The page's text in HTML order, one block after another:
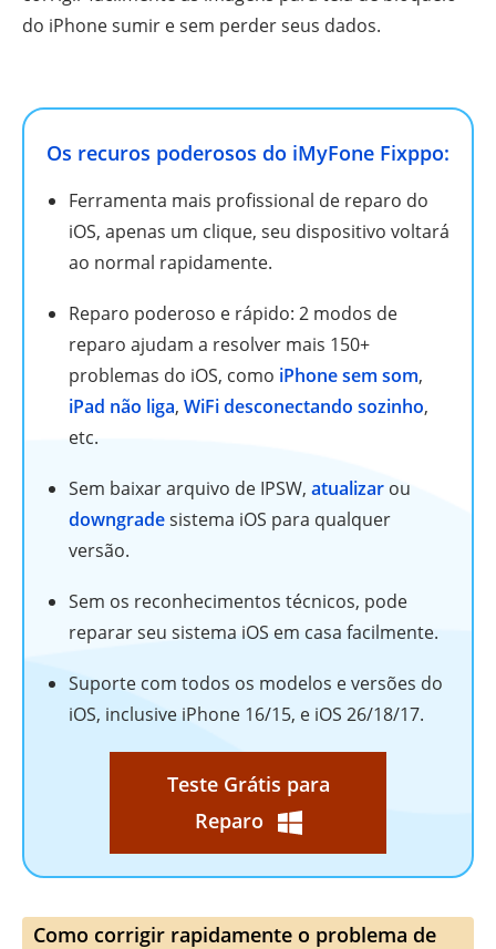
do iPhone sumir e sem perder seus dados.
Os recuros poderosos do iMyFone Fixppo:
Ferramenta mais profissional de reparo do
iOS, apenas um clique, seu dispositivo voltará
ao normal rapidamente.
Reparo poderoso e rápido: 2 modos de
reparo ajudam a resolver mais 150+
problemas do iOS, como iPhone sem som,
iPad não liga, WiFi desconectando sozinho,
etc.
Sem baixar arquivo de IPSW, atualizar ou
downgradesistema iOS para qualquer
versão.
Sem os reconhecimentos técnicos, pode
reparar seu sistema iOS em casa facilmente.
Suporte com todos os modelos e versões do
iOS, inclusive iPhone 16/15, e iOS 26/18/17.
Teste Grátis para
Reparo
Como corrigir rapidamente o problema de